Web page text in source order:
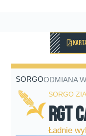
SORGOODMIANA
SORGO
RGT
Ładnie